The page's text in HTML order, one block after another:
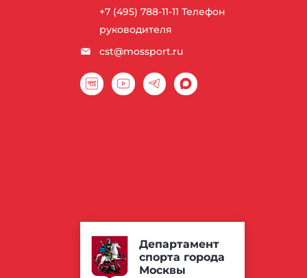
+7 (495) 788-11-11 Телефон
руководителя
cst@mossport.ru
Департамент
спорта города
Москвы